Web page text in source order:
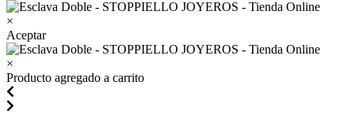
×
Aceptar
×
Producto agregado a carrito